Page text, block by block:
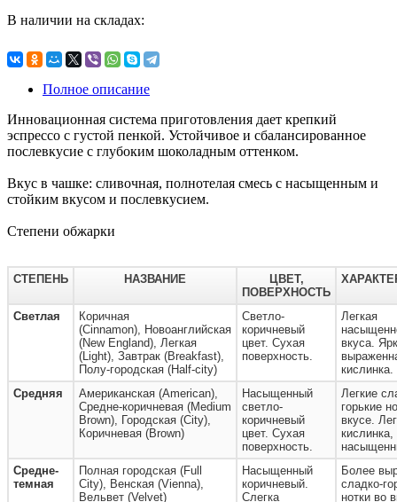
В наличии на складах:
Полное описание
Инновационная система приготовления дает крепкий
эспрессо с густой пенкой. Устойчивое и сбалансированное
послевкусие с глубоким шоколадным оттенком.
Вкус в чашке: сливочная, полнотелая смесь с насыщенным и
стойким вкусом и послевкусием.
Степени обжарки
СТЕПЕНЬ НАЗВАНИЕ
ЦВЕТ,
ПОВЕРХНОСТЬ
Светлая
Коричная
(Cinnamon), Новоанглийская
(New England), Легкая
(Light), Завтрак (Breakfast),
Полу-городская (Half-city)
Светло-
коричневый
цвет. Сухая
поверхность.
Легкая
вкуса.
кислинка.
Средняя
Американская (American),
Средне-коричневая (Medium
Brown), Городская (City),
Коричневая (Brown)
Насыщенный
светло-
коричневый
цвет. Сухая
поверхность.
Легкие
горькие
вкусе.
Средне-
темная
Полная городская (Full
City), Венская (Vienna),
Вельвет (Velvet)
Насыщенный
коричневый.
Слегка
Более
сладко-
нотки во